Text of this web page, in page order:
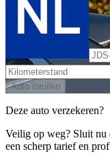
Auto inruilen
Deze auto verzekeren?
Veilig op weg? Sluit nu
een scherp tarief en